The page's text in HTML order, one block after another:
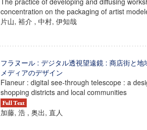
concentration on the packaging of artist
片山, 裕介 , 中村, 伊知哉
フラヌール : デジタル透視望遠鏡 : 商店街と
メディアのデザイン
Flaneur : digital see-through telescope : a
shopping districts and local communities
加藤, 浩 , 奥出, 直人